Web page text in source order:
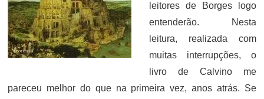
leitores de Borges logo
entenderão. Nesta
leitura, realizada com
muitas interrupções, o
livro de Calvino me
pareceu melhor do que na primeira vez, anos atrás. Se